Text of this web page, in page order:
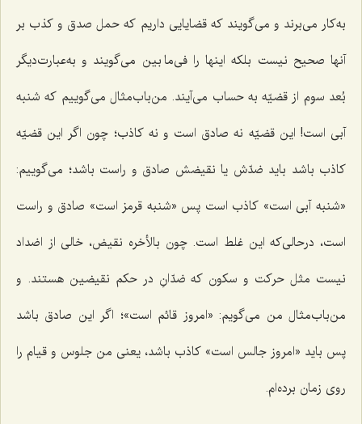
به‌کار می‌برند و می‌گویند که قضایایی داریم که حمل صدق و کذب بر
آنها صحیح نیست بلکه اینها را فی‌ما بین می‌گویند و به‌عبارت‌دیگر
بُعد سوم از قضیّه به حساب می‌آیند. من‌باب‌مثال می‌گوییم که شنبه
آبی است! این قضیّه نه صادق است و نه کاذب؛ چون اگر این قضیّه
کاذب باشد باید ضدّش یا نقیضش صادق و راست باشد؛ می‌گوییم:
«شنبه آبی است» کاذب است پس «شنبه قرمز است» صادق و راست
است، درحالی‌که این غلط است. چون بالأخره نقیض، خالی از اضداد
نیست مثل حرکت و سکون که ضدّانِ در حکم نقیضین هستند. و
من‌باب‌مثال من می‌گویم: «امروز قائم است»؛ اگر این صادق باشد
پس باید «امروز جالس است» کاذب باشد، یعنی من جلوس و قیام را
روی زمان برده‌ام.